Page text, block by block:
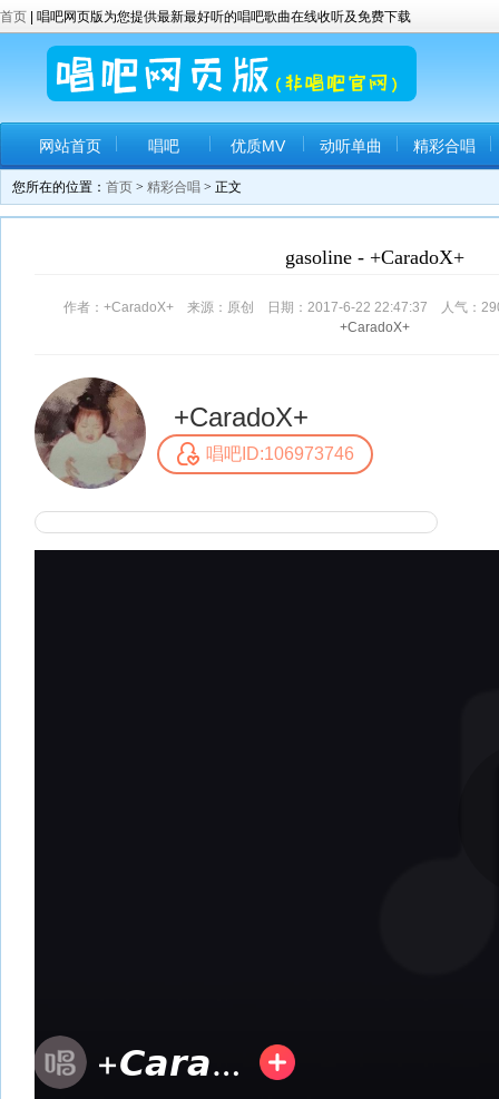
首页 | 唱吧网页版为您提供最新最好听的唱吧歌曲在线收听及免费下载
网站首页 唱吧 优质MV 动听单曲 精彩合唱
您所在的位置： 首页 > 精彩合唱 > 正文
gasoline - +CaradoX+
作者：+CaradoX+ 来源：原创 日期：2017-6-22 22:47:37 人气：
+CaradoX+
+CaradoX+
唱吧ID:106973746